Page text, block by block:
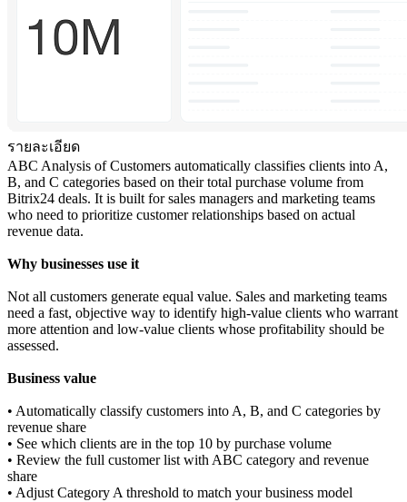
รายละเอียด
ABC Analysis of Customers automatically classifies clients into A,
B, and C categories based on their total purchase volume from
Bitrix24 deals. It is built for sales managers and marketing teams
who need to prioritize customer relationships based on actual
revenue data.
Why businesses use it
Not all customers generate equal value. Sales and marketing teams
need a fast, objective way to identify high-value clients who warrant
more attention and low-value clients whose profitability should be
assessed.
Business value
• Automatically classify customers into A, B, and C categories by
revenue share
• See which clients are in the top 10 by purchase volume
• Review the full customer list with ABC category and revenue
share
• Adjust Category A threshold to match your business model